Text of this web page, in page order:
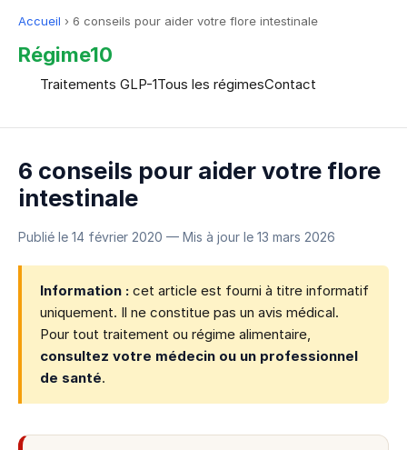
Accueil › 6 conseils pour aider votre flore intestinale
Régime10
Traitements GLP-1Tous les régimesContact
6 conseils pour aider votre flore
intestinale
Publié le 14 février 2020 — Mis à jour le 13 mars 2026
Information : cet article est fourni à titre informatif
uniquement. Il ne constitue pas un avis médical.
Pour tout traitement ou régime alimentaire,
consultez votre médecin ou un professionnel
de santé.